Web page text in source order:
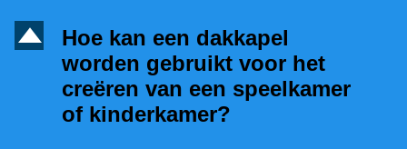
D
Hoe kan een dakkapel
worden gebruikt voor het
creëren van een speelkamer
of kinderkamer?